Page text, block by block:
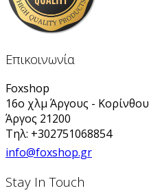
Επικοινωνία
Foxshop
16ο χλμ Άργους - Κορίνθου
Άργος 21200
Τηλ: +302751068854
info@foxshop.gr
Stay In Touch